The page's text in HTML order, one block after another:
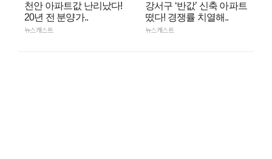
천안 아파트값 난리났다!
20년 전 분양가..
뉴스캐스트
강서구 ‘반값’ 신축 아파트
떴다! 경쟁률 치열해..
뉴스캐스트